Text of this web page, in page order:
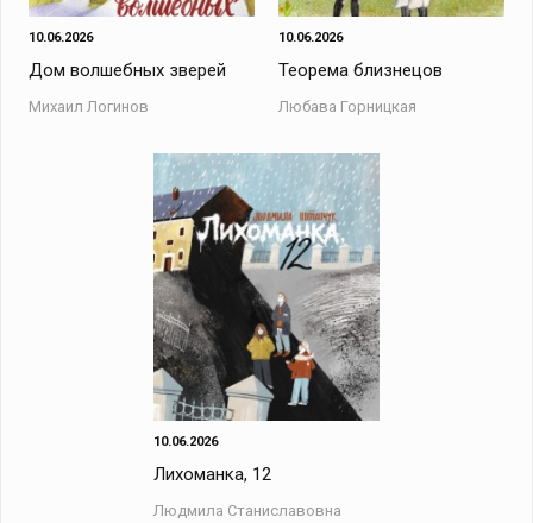
10.06.2026
Дом волшебных зверей
Михаил Логинов
10.06.2026
Теорема близнецов
Любава Горницкая
10.06.2026
Лихоманка, 12
Людмила Станиславовна